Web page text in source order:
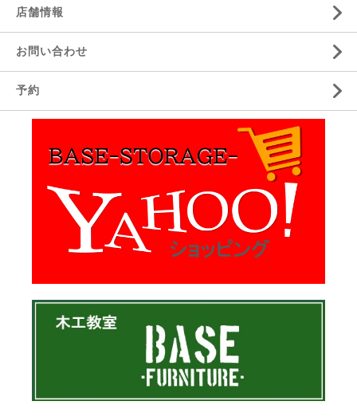
店舗情報
お問い合わせ
予約